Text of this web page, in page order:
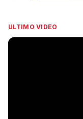
ULTIMO VIDEO